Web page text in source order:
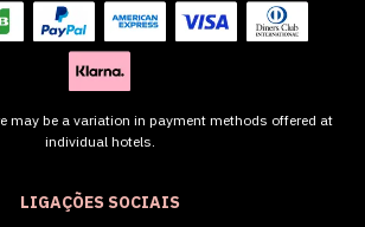
LIGAÇÕES SOCIAIS
may be a variation in payment methods offered at
individual hotels.